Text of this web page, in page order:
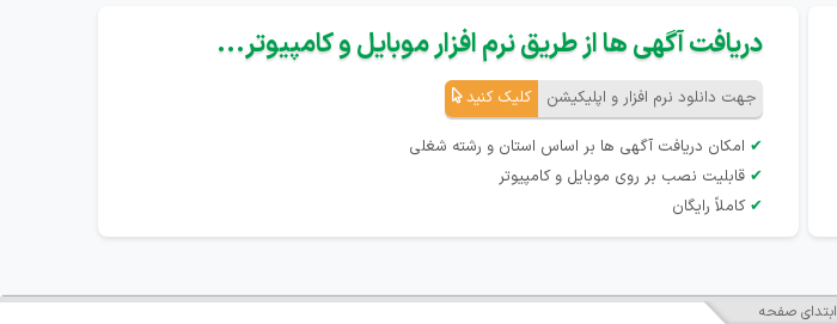
دریافت آگهی ها از طریق نرم افزار موبایل و کامپیوتر...
جهت دانلود نرم افزار و اپلیکیشن کلیک کنید
✔ امکان دریافت آگهی ها بر اساس استان و رشته شغلی
✔ قابلیت نصب بر روی موبایل و کامپیوتر
✔ کاملاً رایگان
ابتدای صفحه